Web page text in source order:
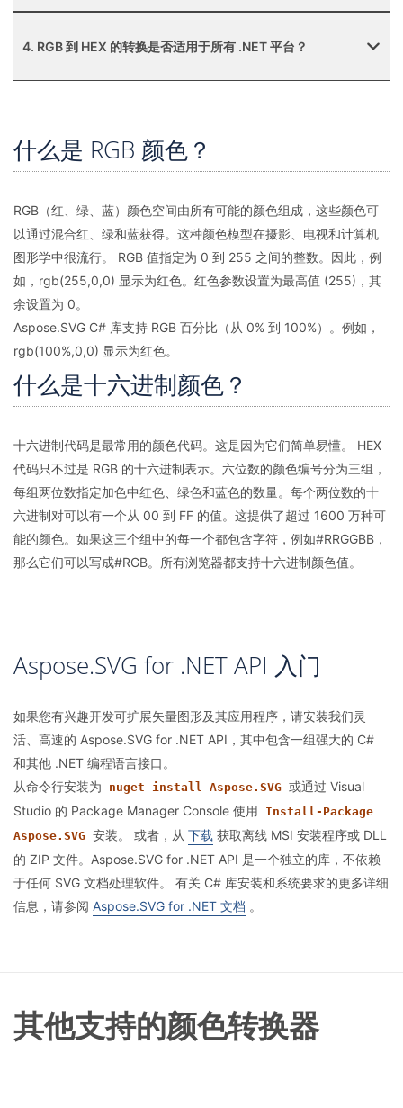
4. RGB 到 HEX 的转换是否适用于所有 .NET 平台？
什么是 RGB 颜色？
RGB（红、绿、蓝）颜色空间由所有可能的颜色组成，这些颜色可
以通过混合红、绿和蓝获得。这种颜色模型在摄影、电视和计算机
图形学中很流行。 RGB 值指定为 0 到 255 之间的整数。因此，例
如，rgb(255,0,0) 显示为红色。红色参数设置为最高值 (255)，其
余设置为 0。
Aspose.SVG C# 库支持 RGB 百分比（从 0% 到 100%）。例如，
rgb(100%,0,0) 显示为红色。
什么是十六进制颜色？
十六进制代码是最常用的颜色代码。这是因为它们简单易懂。 HEX
代码只不过是 RGB 的十六进制表示。六位数的颜色编号分为三组，
每组两位数指定加色中红色、绿色和蓝色的数量。每个两位数的十
六进制对可以有一个从 00 到 FF 的值。这提供了超过 1600 万种可
能的颜色。如果这三个组中的每一个都包含字符，例如#RRGGBB，
那么它们可以写成#RGB。所有浏览器都支持十六进制颜色值。
Aspose.SVG for .NET API 入门
如果您有兴趣开发可扩展矢量图形及其应用程序，请安装我们灵
活、高速的 Aspose.SVG for .NET API，其中包含一组强大的 C#
和其他 .NET 编程语言接口。
从命令行安装为
nuget install Aspose.SVG 或通过 Visual
Studio 的 Package Manager Console 使用
Install-Package
Aspose.SVG 安装。 或者，从 下载 获取离线 MSI 安装程序或 DLL
的 ZIP 文件。Aspose.SVG for .NET API 是一个独立的库，不依赖
于任何 SVG 文档处理软件。 有关 C# 库安装和系统要求的更多详细
信息，请参阅 Aspose.SVG for .NET 文档 。
其他支持的颜色转换器